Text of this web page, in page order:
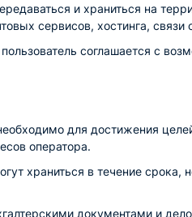
и храниться на
сервисов, хостинга,
соглашается с
для достижения
оператора.
храниться в течение срока,
документами и